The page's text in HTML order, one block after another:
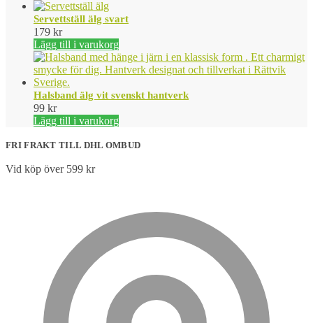
Servettställ älg svart
179 kr
Lägg till i varukorg
Halsband älg vit svenskt hantverk
99 kr
Lägg till i varukorg
FRI FRAKT TILL DHL OMBUD
Vid köp över 599 kr